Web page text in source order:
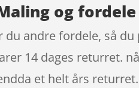
Maling og
andre fordele, så
14 dages returret.
et helt års